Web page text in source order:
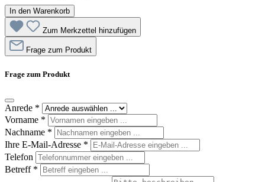
In den Warenkorb
Zum Merkzettel hinzufügen
Frage zum Produkt
Frage zum Produkt
Anrede *
Vorname *
Nachname *
Ihre E-Mail-Adresse *
Telefon
Betreff *